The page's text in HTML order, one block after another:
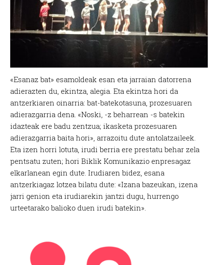
«Esanaz bat» esamoldeak esan eta jarraian datorrena
adierazten du, ekintza, alegia. Eta ekintza hori da
antzerkiaren oinarria: bat-batekotasuna, prozesuaren
adierazgarria dena. «Noski, -z beharrean -s batekin
idazteak ere badu zentzua; ikasketa prozesuaren
adierazgarria baita hori», arrazoitu dute antolatzaileek.
Eta izen horri lotuta, irudi berria ere prestatu behar zela
pentsatu zuten; hori Biklik Komunikazio enpresagaz
elkarlanean egin dute. Irudiaren bidez, esana
antzerkiagaz lotzea bilatu dute: «Izana bazeukan, izena
jarri genion eta irudiarekin jantzi dugu, hurrengo
urteetarako balioko duen irudi batekin».